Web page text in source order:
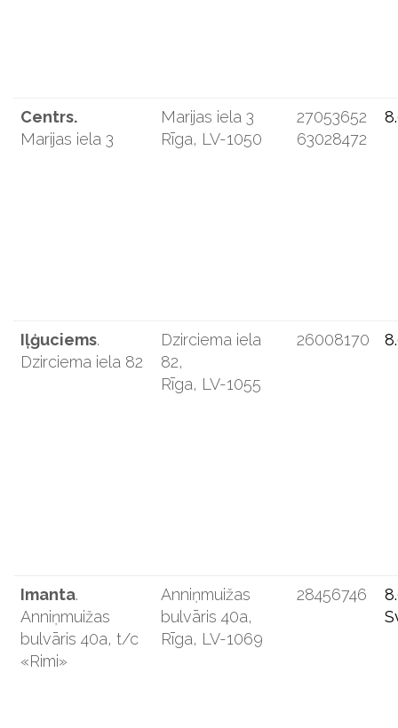
Centrs.
Marijas iela 3
Marijas iela 3
Rīga, LV-1050
27053652
63028472
Iļģuciems.
Dzirciema iela 82
Dzirciema iela
82,
Rīga, LV-1055
26008170
Imanta.
Anniņmuižas
bulvāris 40a, t/c
«Rimi»
Anniņmuižas
bulvāris 40a,
Rīga, LV-1069
28456746